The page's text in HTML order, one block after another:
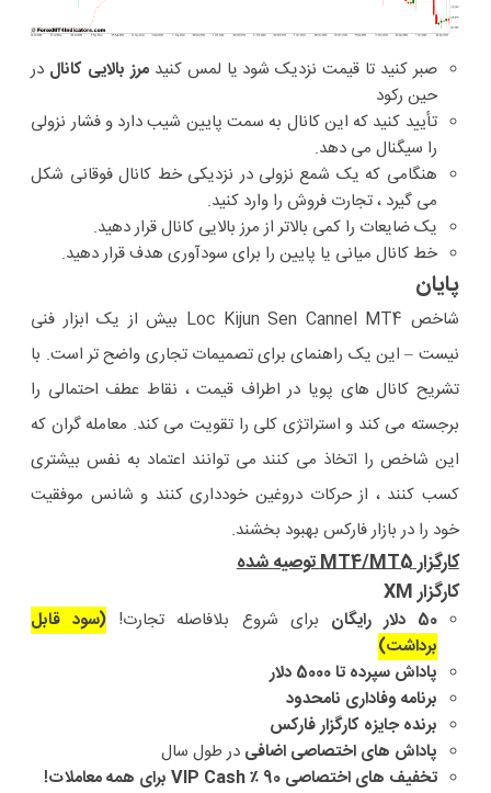
صبر کنید تا قیمت نزدیک شود یا لمس کنیدمرز بالایی کانال در
حین رکود
تأیید کنید که این کانال به سمت پایین شیب دارد و فشار نزولی
را سیگنال می دهد.
هنگامی که یک شمع نزولی در نزدیکی خط کانال فوقانی شکل
می گیرد ، تجارت فروش را وارد کنید.
یک ضایعات را کمی بالاتر از مرز بالایی کانال قرار دهید.
خط کانال میانی یا پایین را برای سودآوری هدف قرار دهید.
پایان
شاخص Loc Kijun Sen Cannel MT4 بیش از یک ابزار فنی
نیست – این یک راهنمای برای تصمیمات تجاری واضح تر است. با
تشریح کانال های پویا در اطراف قیمت ، نقاط عطف احتمالی را
برجسته می کند و استراتژی کلی را تقویت می کند. معامله گران که
این شاخص را اتخاذ می کنند می توانند اعتماد به نفس بیشتری
کسب کنند ، از حرکات دروغین خودداری کنند و شانس موفقیت
خود را در بازار فارکس بهبود بخشند.
کارگزار MT4/MT5 توصیه شده
کارگزار XM
50 دلار رایگان برای شروع بلافاصله تجارت! (سود قابل
برداشت)
پاداش سپرده تا 5000 دلار
برنامه وفاداری نامحدود
برنده جایزه کارگزار فارکس
پاداش های اختصاصی اضافی در طول سال
تخفیف های اختصاصی 90 ٪ VIP Cash برای همه معاملات!